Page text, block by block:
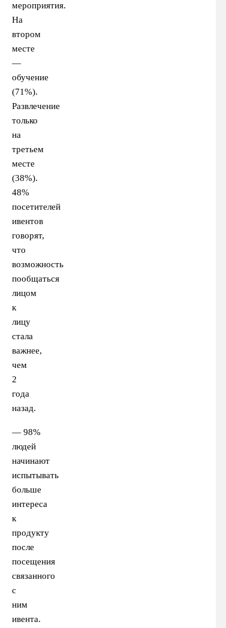
мероприятия.
На
втором
месте
—
обучение
(71%).
Развлечение
только
на
третьем
месте
(38%).
48%
посетителей
ивентов
говорят,
что
возможность
пообщаться
лицом
к
лицу
стала
важнее,
чем
2
года
назад.
— 98%
людей
начинают
испытывать
больше
интереса
к
продукту
после
посещения
связанного
с
ним
ивента.